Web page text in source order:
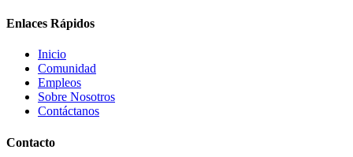
Enlaces Rápidos
Inicio
Comunidad
Empleos
Sobre Nosotros
Contáctanos
Contacto